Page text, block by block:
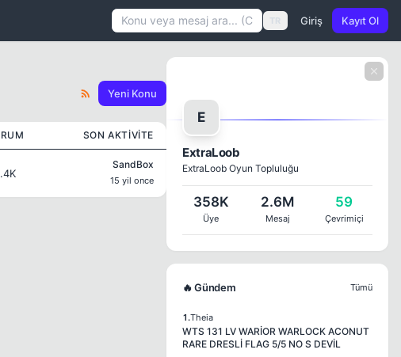
TR Giriş Kayıt Ol
Yeni Konu
SON AKTIVITE
SandBox
15 yil once
E
ExtraLoob
ExtraLoob Oyun Topluluğu
358K
Üye
2.6M
Mesaj
59
Çevrimiçi
🔥 Gündem Tümü
1.Theia
WTS 131 LV WARİOR WARLOCK ACONUT
RARE DRESLİ FLAG 5/5 NO S DEVİL